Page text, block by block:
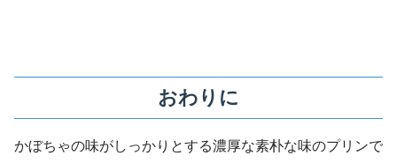
おわりに
かぼちゃの味がしっかりとする濃厚な素朴な味のプリンで